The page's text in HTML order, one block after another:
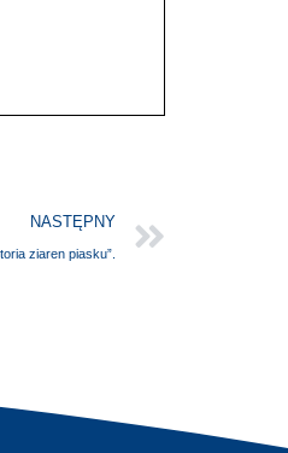
NASTĘPNY
ziaren piasku”.